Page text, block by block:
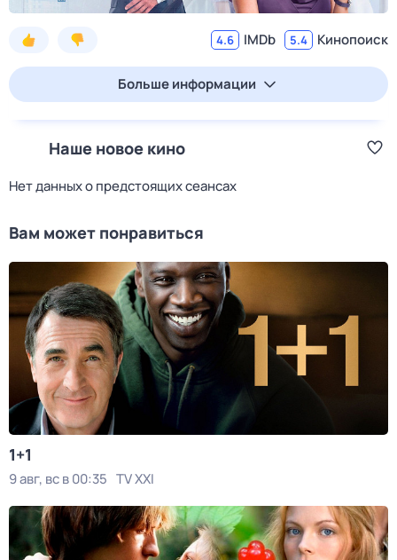
4.6 IMDb 5.4 Кинопоиск
Больше информации
Наше новое кино
Нет данных о предстоящих сеансах
Вам может понравиться
1+1
9 авг, вс в 00:35 TV XXI